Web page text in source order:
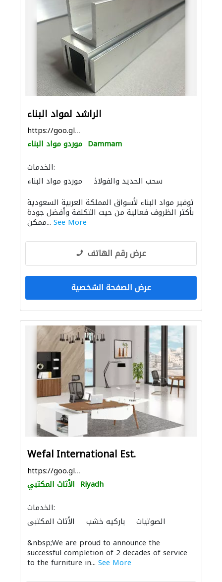
الراشد لمواد البناء
https://goo.gl/maps/3LWBMFtvD53E631y5
موردو مواد البناء Dammam
الخدمات:
موردو مواد البناء
سحب الحديد والفولاذ
الحديد والأدوات المعدنية
توفير مواد البناء لأسواق المملكة العربية السعودية
بأكثر الظروف فعالية من حيث التكلفة وأفضل جودة
ممكن... See More
عرض رقم الهاتف
عرض الصفحة الشخصية
Wefal International Est.
https://goo.gl/maps/xEBDuUZAm95qzEds8
الأثاث المكتبي Riyadh
الخدمات:
الأثاث المكتبي
باركيه خشب
الصوتيات
&nbsp;We are proud to announce the
successful completion of 2 decades of service
to the furniture in... See More